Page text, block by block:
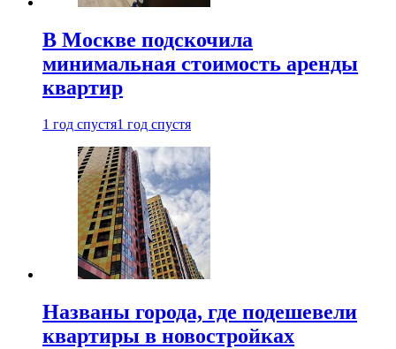
В Москве подскочила
минимальная стоимость аренды
квартир
1 год спустя1 год спустя
Названы города, где подешевели
квартиры в новостройках